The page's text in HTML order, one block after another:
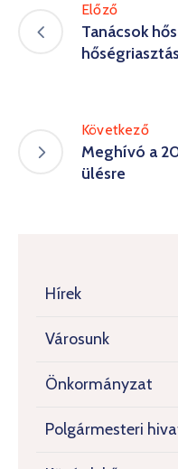
Előző
Tanácsok
hőségriasztás
Következő
Meghívó a
ülésre
Hírek
Városunk
Önkormányzat
Polgármesteri